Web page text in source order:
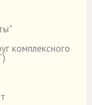
комплексного